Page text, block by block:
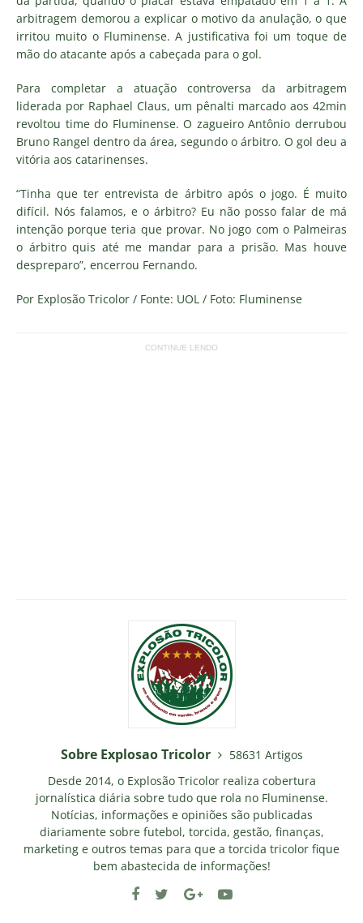
arbitragem demorou a explicar o motivo da anulação, o que
irritou muito o Fluminense. A justificativa foi um toque de
mão do atacante após a cabeçada para o gol.
Para completar a atuação controversa da arbitragem
liderada por Raphael Claus, um pênalti marcado aos 42min
revoltou time do Fluminense. O zagueiro Antônio derrubou
Bruno Rangel dentro da área, segundo o árbitro. O gol deu a
vitória aos catarinenses.
“Tinha que ter entrevista de árbitro após o jogo. É muito
difícil. Nós falamos, e o árbitro? Eu não posso falar de má
intenção porque teria que provar. No jogo com o Palmeiras
o árbitro quis até me mandar para a prisão. Mas houve
despreparo”, encerrou Fernando.
Por Explosão Tricolor / Fonte: UOL / Foto: Fluminense
CONTINUE LENDO
Sobre Explosao Tricolor
58631 Artigos
Desde 2014, o Explosão Tricolor realiza cobertura
jornalística diária sobre tudo que rola no Fluminense.
Notícias, informações e opiniões são publicadas
diariamente sobre futebol, torcida, gestão, finanças,
marketing e outros temas para que a torcida tricolor fique
bem abastecida de informações!